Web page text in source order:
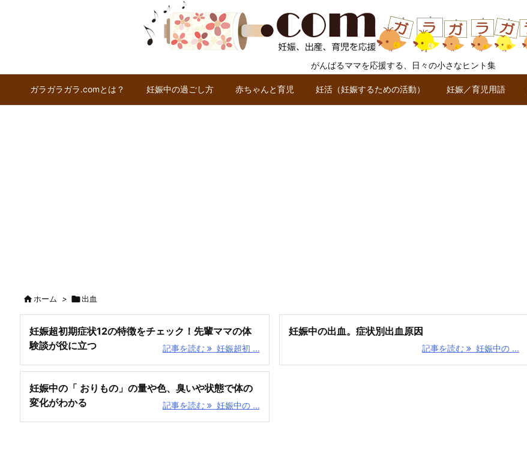
がんばるママを応援する、日々の小さなヒント集
ガラガラガラ.comとは？ 妊娠中の過ごし方 赤ちゃんと育児 妊活（妊娠するための活動） 妊娠／育児用語
ホーム > 出血
妊娠超初期症状12の特徴をチェック！先輩ママの体
験談が役に立つ
記事を読む 妊娠超初 ...
妊娠中の出血。症状別出血原因
記事を読む 妊娠中の ...
妊娠中の「 おりもの」の量や色、臭いや状態で体の
変化がわかる
記事を読む 妊娠中の ...